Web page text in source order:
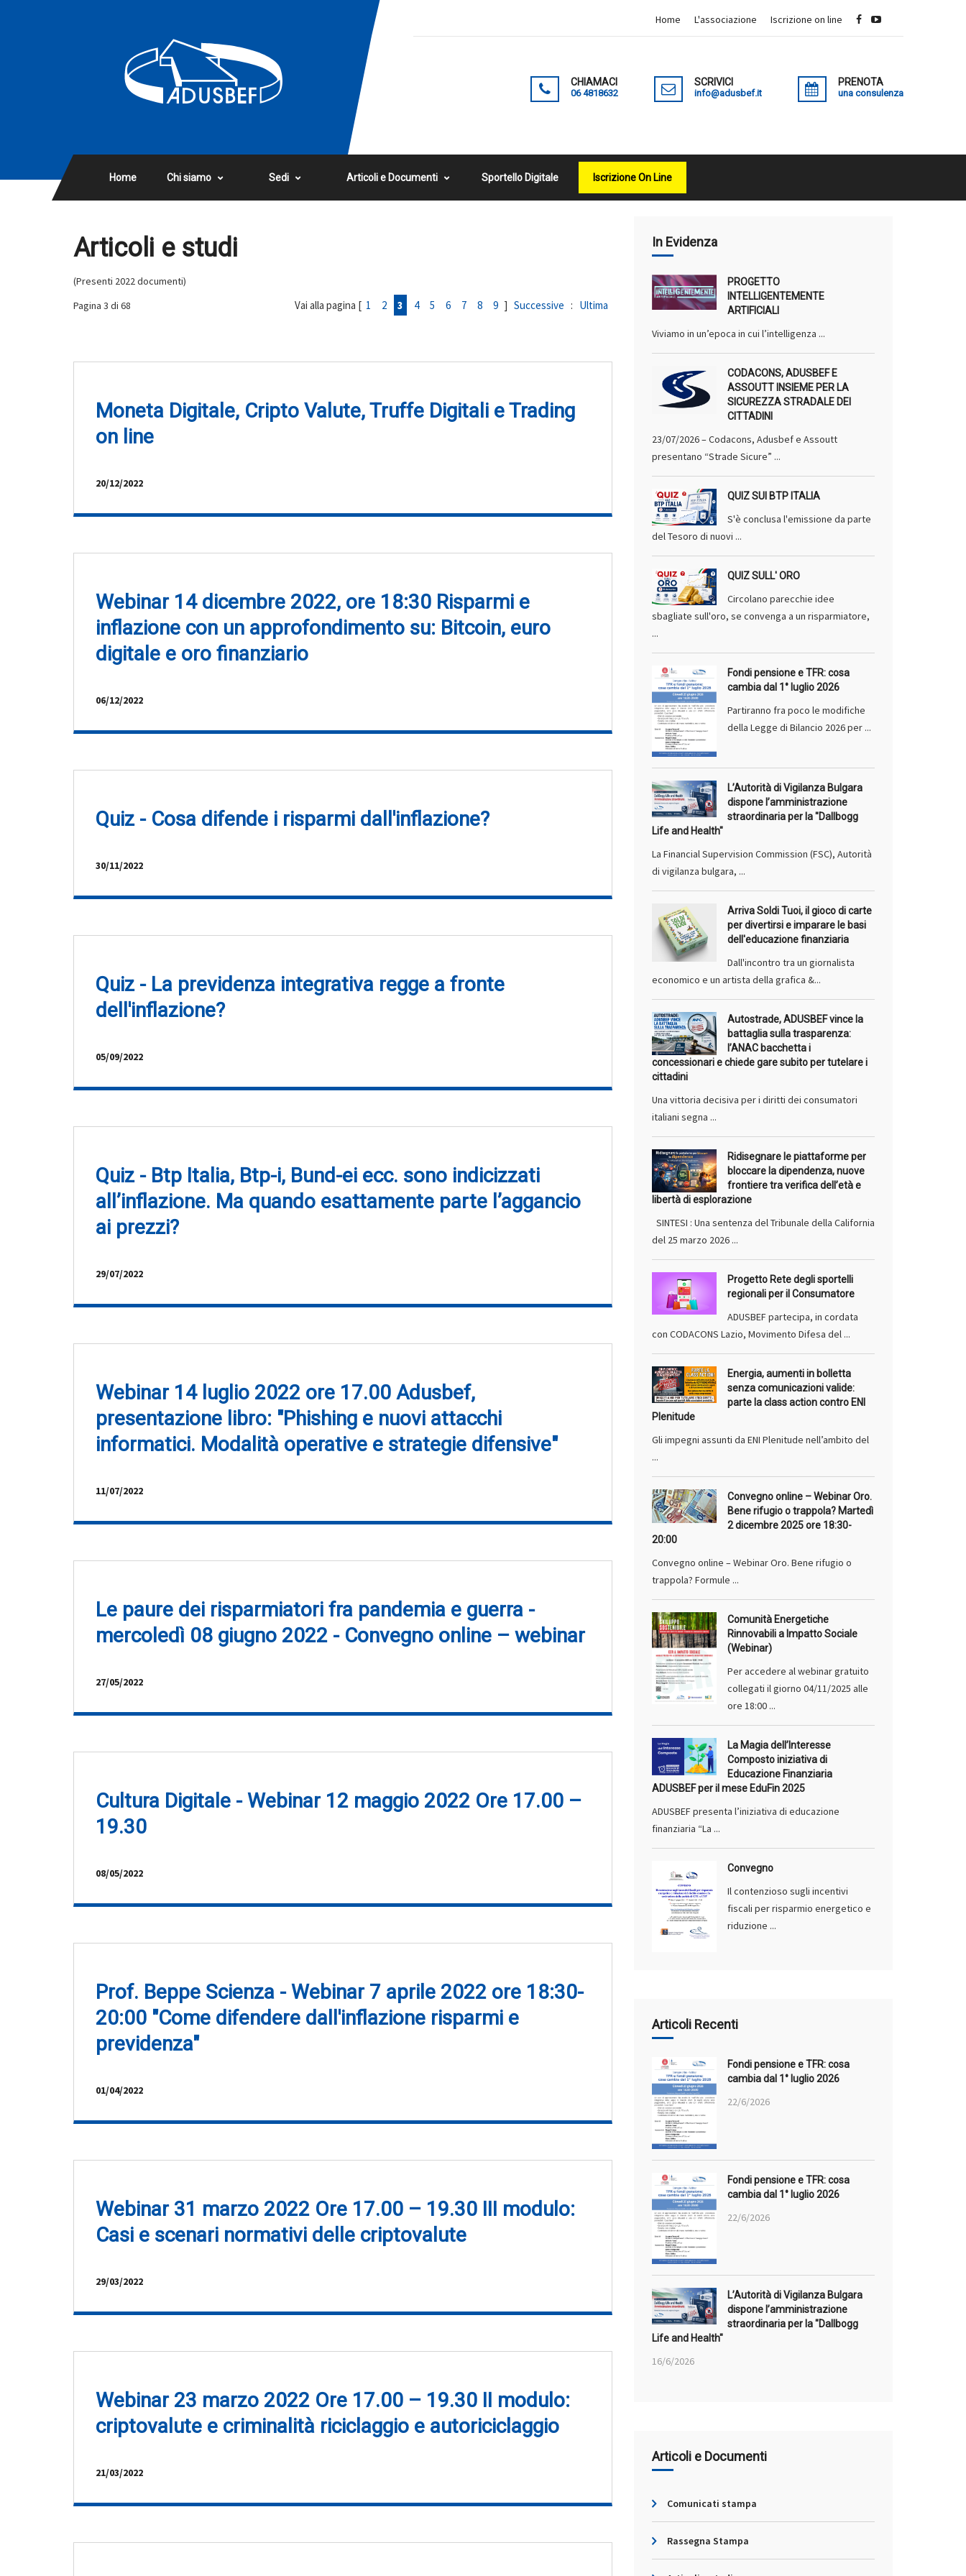
Home L'associazione Iscrizione on line
CHIAMACI
06 4818632
SCRIVICI
info@adusbef.it
PRENOTA
una consulenza
Home Chi siamo Sedi Articoli e Documenti Sportello Digitale Iscrizione On Line
X
Articoli e studi
(Presenti 2022 documenti)
Pagina 3 di 68
Vai alla pagina [ 1 2 3 4 5 6 7 8 9 ] Successive : Ultima
Moneta Digitale, Cripto Valute, Truffe Digitali e Trading
on line
20/12/2022
Webinar 14 dicembre 2022, ore 18:30 Risparmi e
inflazione con un approfondimento su: Bitcoin, euro
digitale e oro finanziario
06/12/2022
Quiz - Cosa difende i risparmi dall'inflazione?
30/11/2022
Quiz - La previdenza integrativa regge a fronte
dell'inflazione?
05/09/2022
Quiz - Btp Italia, Btp-i, Bund-ei ecc. sono indicizzati
all’inflazione. Ma quando esattamente parte l’aggancio
ai prezzi?
29/07/2022
Webinar 14 luglio 2022 ore 17.00 Adusbef,
presentazione libro: "Phishing e nuovi attacchi
informatici. Modalità operative e strategie difensive"
11/07/2022
Le paure dei risparmiatori fra pandemia e guerra -
mercoledì 08 giugno 2022 - Convegno online – webinar
27/05/2022
Cultura Digitale - Webinar 12 maggio 2022 Ore 17.00 –
19.30
08/05/2022
Prof. Beppe Scienza - Webinar 7 aprile 2022 ore 18:30-
20:00 "Come difendere dall'inflazione risparmi e
previdenza"
01/04/2022
Webinar 31 marzo 2022 Ore 17.00 – 19.30 III modulo:
Casi e scenari normativi delle criptovalute
29/03/2022
Webinar 23 marzo 2022 Ore 17.00 – 19.30 II modulo:
criptovalute e criminalità riciclaggio e autoriciclaggio
21/03/2022
In Evidenza
PROGETTO
INTELLIGENTEMENTE
ARTIFICIALI
Viviamo in un’epoca in cui l’intelligenza ...
CODACONS, ADUSBEF E
ASSOUTT INSIEME PER LA
SICUREZZA STRADALE DEI
CITTADINI
23/07/2026 – Codacons, Adusbef e Assoutt
presentano “Strade Sicure” ...
QUIZ SUI BTP ITALIA
S'è conclusa l'emissione da parte
del Tesoro di nuovi ...
QUIZ SULL' ORO
Circolano parecchie idee
sbagliate sull'oro, se convenga a un risparmiatore,
...
Fondi pensione e TFR: cosa
cambia dal 1° luglio 2026
Partiranno fra poco le modifiche
della Legge di Bilancio 2026 per ...
L’Autorità di Vigilanza Bulgara
dispone l’amministrazione
straordinaria per la "Dallbogg
Life and Health"
La Financial Supervision Commission (FSC), Autorità
di vigilanza bulgara, ...
Arriva Soldi Tuoi, il gioco di carte
per divertirsi e imparare le basi
dell'educazione finanziaria
Dall'incontro tra un giornalista
economico e un artista della grafica &...
Autostrade, ADUSBEF vince la
battaglia sulla trasparenza:
l’ANAC bacchetta i
concessionari e chiede gare subito per tutelare i
cittadini
Una vittoria decisiva per i diritti dei consumatori
italiani segna ...
Ridisegnare le piattaforme per
bloccare la dipendenza, nuove
frontiere tra verifica dell’età e
libertà di esplorazione
SINTESI : Una sentenza del Tribunale della California
del 25 marzo 2026 ...
Progetto Rete degli sportelli
regionali per il Consumatore
ADUSBEF partecipa, in cordata
con CODACONS Lazio, Movimento Difesa del ...
Energia, aumenti in bolletta
senza comunicazioni valide:
parte la class action contro ENI
Plenitude
Gli impegni assunti da ENI Plenitude nell’ambito del
...
Convegno online – Webinar Oro.
Bene rifugio o trappola? Martedì
2 dicembre 2025 ore 18:30-
20:00
Convegno online – Webinar Oro. Bene rifugio o
trappola? Formule ...
Comunità Energetiche
Rinnovabili a Impatto Sociale
(Webinar)
Per accedere al webinar gratuito
collegati il giorno 04/11/2025 alle
ore 18:00 ...
La Magia dell’Interesse
Composto iniziativa di
Educazione Finanziaria
ADUSBEF per il mese EduFin 2025
ADUSBEF presenta l’iniziativa di educazione
finanziaria “La ...
Convegno
Il contenzioso sugli incentivi
fiscali per risparmio energetico e
riduzione ...
Articoli Recenti
Fondi pensione e TFR: cosa
cambia dal 1° luglio 2026
22/6/2026
Fondi pensione e TFR: cosa
cambia dal 1° luglio 2026
22/6/2026
L’Autorità di Vigilanza Bulgara
dispone l’amministrazione
straordinaria per la "Dallbogg
Life and Health"
16/6/2026
Articoli e Documenti
Comunicati stampa
Rassegna Stampa